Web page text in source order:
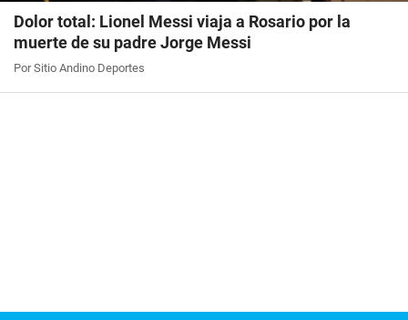
Dolor total: Lionel Messi viaja a Rosario por la
muerte de su padre Jorge Messi
Por Sitio Andino Deportes